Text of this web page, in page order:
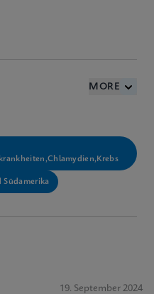
MORE
19. September 2024